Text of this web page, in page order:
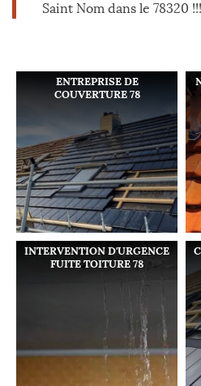
Saint Nom dans le 78320 !!!
ENTREPRISE DE
COUVERTURE 78
INTERVENTION D'URGENCE
FUITE TOITURE 78